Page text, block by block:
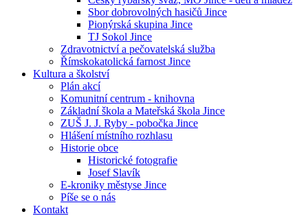
Sbor dobrovolných hasičů Jince
Pionýrská skupina Jince
TJ Sokol Jince
Zdravotnictví a pečovatelská služba
Římskokatolická farnost Jince
Kultura a školství
Plán akcí
Komunitní centrum - knihovna
Základní škola a Mateřská škola Jince
ZUŠ J. J. Ryby - pobočka Jince
Hlášení místního rozhlasu
Historie obce
Historické fotografie
Josef Slavík
E-kroniky městyse Jince
Píše se o nás
Kontakt